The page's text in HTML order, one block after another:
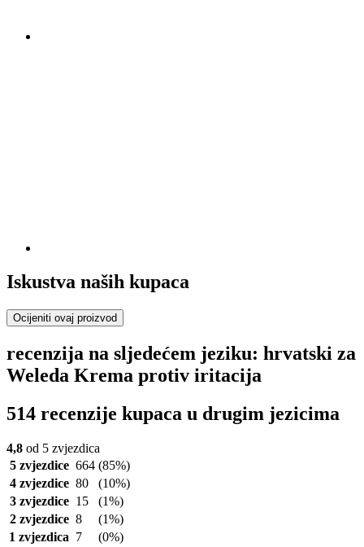
Iskustva naših kupaca
Ocijeniti ovaj proizvod
recenzija na sljedećem jeziku: hrvatski za
Weleda Krema protiv iritacija
514 recenzije kupaca u drugim jezicima
4,8 od 5 zvjezdica
5 zvjezdice 664 (85%)
4 zvjezdice 80
(10%)
3 zvjezdice 15
(1%)
2 zvjezdice 8
(1%)
1 zvjezdica 7 (0%)